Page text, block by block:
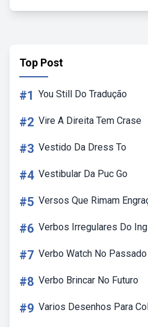
Top Post
#1 You Still Do Tradução
#2 Vire A Direita Tem Crase
#3 Vestido Da Dress To
#4 Vestibular Da Puc Go
#5 Versos Que Rimam
#6 Verbos Irregulares Do
#7 Verbo Watch No Passado
#8 Verbo Brincar No Futuro
#9 Varios Desenhos Para